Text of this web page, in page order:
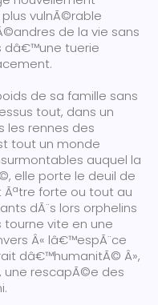
vulnÃ©rable
de la vie sans
dâ€™une tuerie
de sa famille sans
tout, dans un
les rennes des
tout un monde
auquel la
elle porte le deuil de
forte ou tout au
dÃ¨s lors orphelins
vite en une
Â« lâ€™espÃ¨ce
dâ€™humanitÃ© Â»,
une rescapÃ©e des